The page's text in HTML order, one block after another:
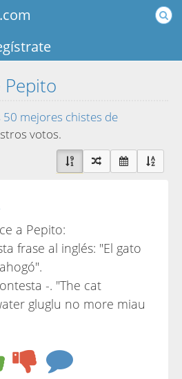
Pepito
50 mejores chistes de
votos.
a Pepito:
frase al inglés: "El gato
-. "The cat
gluglu no more miau